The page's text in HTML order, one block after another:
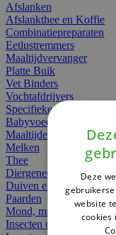
Afslanken
Afslankthee en Koffie
Combinatiepreparaten
Eetlustremmers
Maaltijdvervanger
Platte Buik
Vet Binders
Vochtafdrijvers
Specifieke Voeding
Babyvoeding
Maaltijden
Melken
Thee
Diergeneesmiddelen
Duiven en vogels
Paarden
Mond, muil of snavel
Insecten dieren
Deze
website
cookies